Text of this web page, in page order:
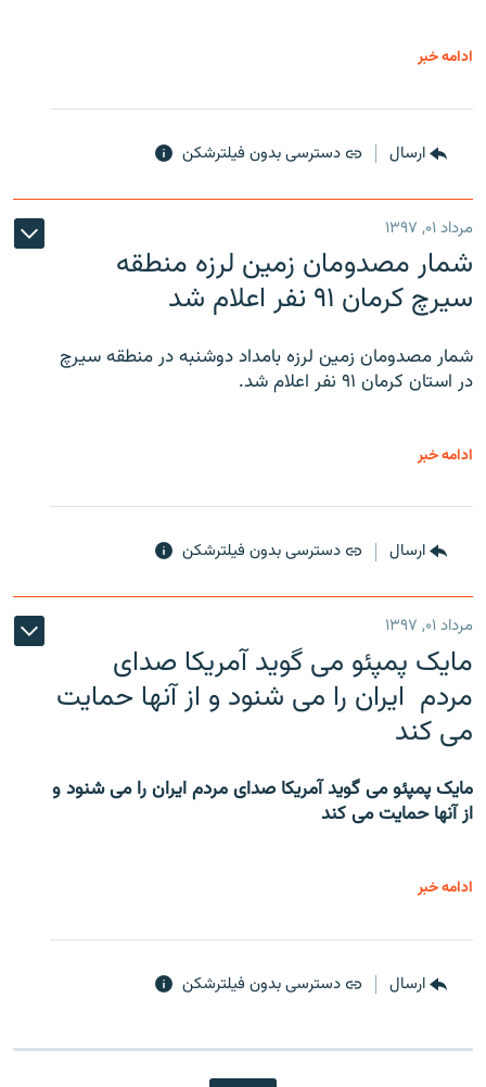
ادامه خبر
ارسال دسترسی بدون فیلترشکن
مرداد ۰۱, ۱۳۹۷
شمار مصدومان زمین لرزه منطقه
سیرچ کرمان ۹۱ نفر اعلام شد
شمار مصدومان زمین لرزه بامداد دوشنبه در منطقه سیرچ
در استان کرمان ۹۱ نفر اعلام شد.
ادامه خبر
ارسال دسترسی بدون فیلترشکن
مرداد ۰۱, ۱۳۹۷
مایک پمپئو می گوید آمریکا صدای
مردم ایران را می شنود و از آنها حمایت
می کند
مایک پمپئو می گوید آمریکا صدای مردم ایران را می شنود و
از آنها حمایت می کند
ادامه خبر
ارسال دسترسی بدون فیلترشکن